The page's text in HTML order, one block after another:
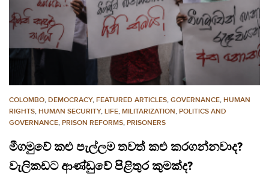
COLOMBO, DEMOCRACY, FEATURED ARTICLES, GOVERNANCE, HUMAN
RIGHTS, HUMAN SECURITY, LIFE, MILITARIZATION, POLITICS AND
GOVERNANCE, PRISON REFORMS, PRISONERS
මීගමුවේ කළු පැල්ලම තවත් කළු කරගන්නවාද?
වැලිකඩට ආණ්ඩුවේ පිළිතුර කුමක්ද?